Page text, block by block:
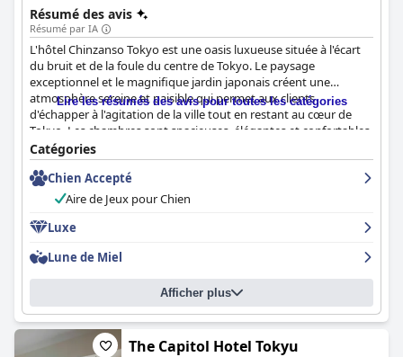
leur élégance et leur beauté. Si vous recherchez une retraite
tranquille et magnifique au milieu de Tokyo, l'hôtel Chinzanso
Tokyo est l'hôtel idéal pour vous.
Résumé des avis
Résumé par IA
L'hôtel Chinzanso Tokyo est une oasis luxueuse située à l'écart
du bruit et de la foule du centre de Tokyo. Le paysage
exceptionnel et le magnifique jardin japonais créent une
atmosphère sereine et paisible qui permet aux clients
d'échapper à l'agitation de la ville tout en restant au cœur de
Tokyo. Les chambres sont spacieuses, élégantes et confortables
et offrent de belles vues sur le jardin ou sur la ville. Le personnel
attentif et amical se surpasse pour offrir un service personnalisé
qui fait que les clients se sentent spéciaux. L'hôtel propose un
large éventail de restaurants servant des plats délicieux, et la
piscine et le spa sont de premier ordre. L'hôtel est également
accessible et accueillant pour les personnes handicapées, les
Dans l'ensemble, l'
est un véritable hôtel
de luxe cinq étoiles qui offre un niveau d'hospitalité noble et
une expérience vraiment inoubliable.
Lire les résumés des avis pour toutes les catégories
Catégories
Chien Accepté
Aire de Jeux pour Chien
Luxe
Lune de Miel
Afficher plus
The Capitol Hotel Tokyu